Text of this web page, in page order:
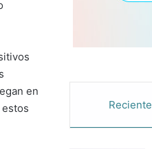
en
Reciente